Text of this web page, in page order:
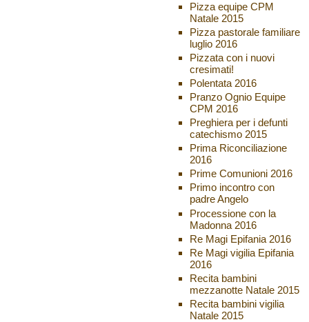
Pizza equipe CPM
Natale 2015
Pizza pastorale familiare
luglio 2016
Pizzata con i nuovi
cresimati!
Polentata 2016
Pranzo Ognio Equipe
CPM 2016
Preghiera per i defunti
catechismo 2015
Prima Riconciliazione
2016
Prime Comunioni 2016
Primo incontro con
padre Angelo
Processione con la
Madonna 2016
Re Magi Epifania 2016
Re Magi vigilia Epifania
2016
Recita bambini
mezzanotte Natale 2015
Recita bambini vigilia
Natale 2015